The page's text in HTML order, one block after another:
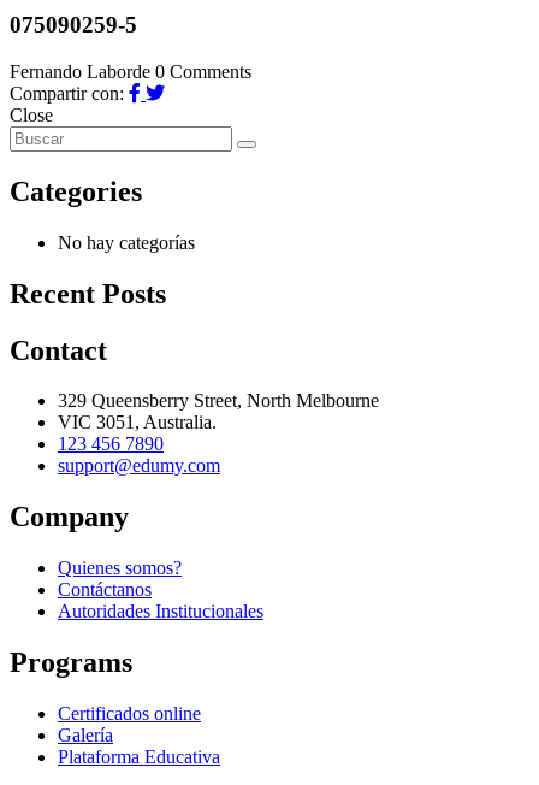
075090259-5
Fernando Laborde 0 Comments
Compartir con:
Close
Categories
No hay categorías
Recent Posts
Contact
329 Queensberry Street, North Melbourne
VIC 3051, Australia.
123 456 7890
support@edumy.com
Company
Quienes somos?
Contáctanos
Autoridades Institucionales
Programs
Certificados online
Galería
Plataforma Educativa